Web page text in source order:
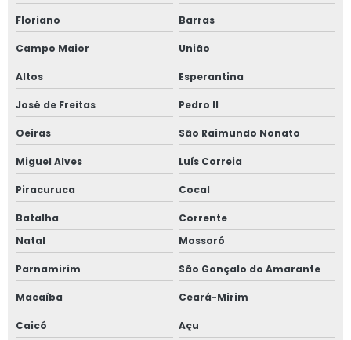
Floriano Barras
Campo Maior União
Altos Esperantina
José de Freitas Pedro II
Oeiras São Raimundo Nonato
Miguel Alves Luís Correia
Piracuruca Cocal
Batalha
Corrente
Natal
Mossoró
Parnamirim São Gonçalo do Amarante
Macaíba Ceará-Mirim
Caicó Açu